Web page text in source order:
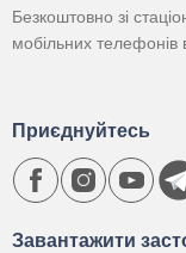
Безкоштовно зі
мобільних телефонів
Завантажити
Приєднуйтесь